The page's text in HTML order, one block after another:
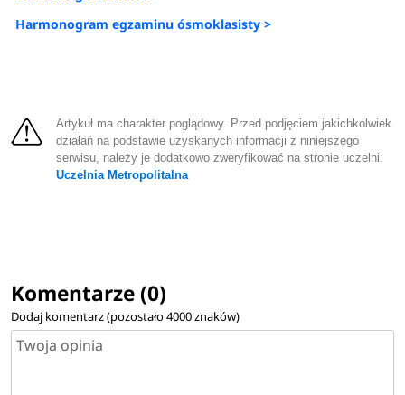
Harmonogram egzaminu ósmoklasisty >
Artykuł ma charakter poglądowy. Przed podjęciem jakichkolwiek
działań na podstawie uzyskanych informacji z niniejszego
serwisu, należy je dodatkowo zweryfikować na stronie uczelni:
Uczelnia Metropolitalna
Komentarze (0)
Dodaj komentarz (pozostało4000znaków)